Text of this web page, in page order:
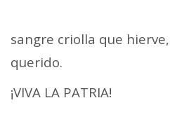
sangre criolla que
querido.
¡VIVA LA